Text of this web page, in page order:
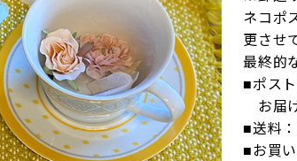
ネコポ
更させ
最終的
■ポス
お届
■送料
■お買